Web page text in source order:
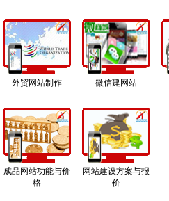
外贸网站制作 微信建网站
成品网站功能与价
格
网站建设方案与报
价